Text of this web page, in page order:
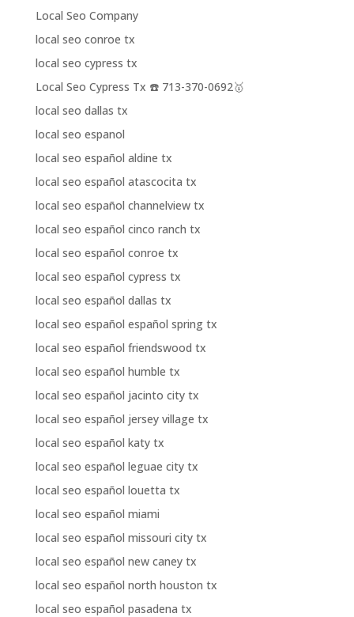
Local Seo Company
local seo conroe tx
local seo cypress tx
Local Seo Cypress Tx ☎️ 713-370-0692🥇
local seo dallas tx
local seo espanol
local seo español aldine tx
local seo español atascocita tx
local seo español channelview tx
local seo español cinco ranch tx
local seo español conroe tx
local seo español cypress tx
local seo español dallas tx
local seo español español spring tx
local seo español friendswood tx
local seo español humble tx
local seo español jacinto city tx
local seo español jersey village tx
local seo español katy tx
local seo español leguae city tx
local seo español louetta tx
local seo español miami
local seo español missouri city tx
local seo español new caney tx
local seo español north houston tx
local seo español pasadena tx